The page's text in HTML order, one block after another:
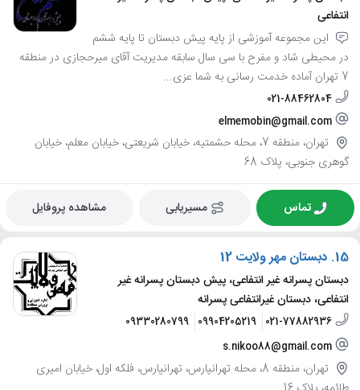
انتفاعی
این مجموعه آموزشی از پایه پیش دبستان تا پایه ششم
در محیطی شاد و مفرح با سی سال سابقه مدیریت آقای میرحجازی در منطقه
7 تهران آماده خدمت رسانی به شما عزی...
021-88462804
elmemobin@gmail.com
تهران، منطقه 7، محله حشمتیه، خیابان شریعتی، خیابان معلم، خیابان
گوهری جنوبی، پلاک 68
تماس مسیریابی مشاهده پروفایل
15. دبستان مهر ولایت 12
دبستان پسرانه غیر انتفاعی، پیش دبستان پسرانه غیر
انتفاعی، دبستان غیرانتفاعی پسرانه
021-77882936
09904205219
09330280799
s.nikoo88@gmail.com
تهران، منطقه 8، محله تهرانپارس، تهرانپارس، فلکه اول، خیابان امیری